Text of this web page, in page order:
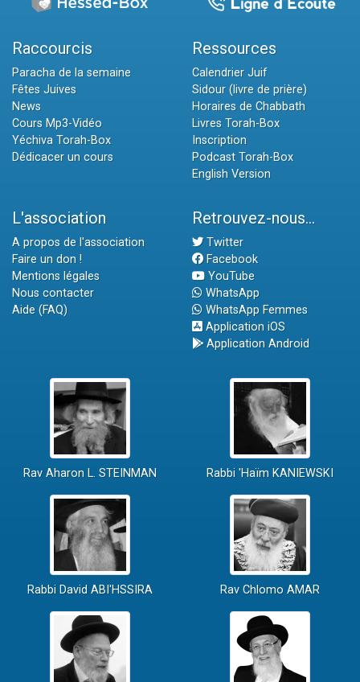
Raccourcis
Paracha de la semaine
Fêtes Juives
News
Cours Mp3-Vidéo
Yéchiva Torah-Box
Dédicacer un cours
Ressources
Calendrier Juif
Sidour (livre de prière)
Horaires de Chabbath
Livres Torah-Box
Inscription
Podcast Torah-Box
English Version
L'association
A propos de l'association
Faire un don !
Mentions légales
Nous contacter
Aide (FAQ)
Retrouvez-nous...
Twitter
Facebook
YouTube
WhatsApp
WhatsApp Femmes
Application iOS
Application Android
Rav Aharon L. STEINMAN Rabbi 'Haïm KANIEWSKI
Rabbi David ABI'HSSIRA Rav Chlomo AMAR